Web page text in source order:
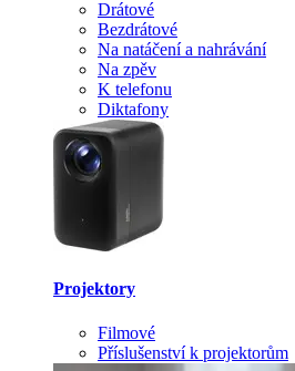
Drátové
Bezdrátové
Na natáčení a nahrávání
Na zpěv
K telefonu
Diktafony
Projektory
Filmové
Příslušenství k projektorům